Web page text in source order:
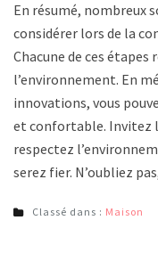
En résumé, nombreux
considérer lors de la
Chacune de ces
l’environnement. En
innovations, vous
et confortable. Invitez
respectez
serez fier. N’oubliez
Classé dans : Maison